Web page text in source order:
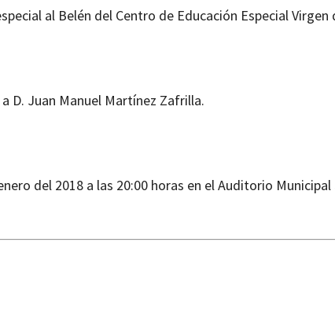
al Belén del Centro de Educación Especial Virgen
D. Juan Manuel Martínez Zafrilla.
del 2018 a las 20:00 horas en el Auditorio